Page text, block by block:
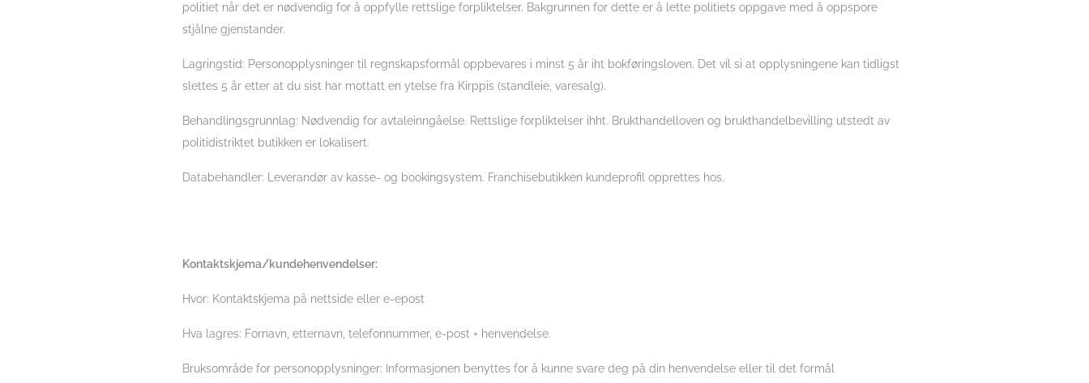
politiet når det er nødvendig for å oppfylle rettslige forpliktelser. Bakgrunnen for dette er å lette politiets oppgave med å oppspore
stjålne gjenstander.
Lagringstid: Personopplysninger til regnskapsformål oppbevares i minst 5 år iht bokføringsloven. Det vil si at opplysningene kan tidligst
slettes 5 år etter at du sist har mottatt en ytelse fra Kirppis (standleie, varesalg).
Behandlingsgrunnlag: Nødvendig for avtaleinngåelse. Rettslige forpliktelser ihht. Brukthandelloven og brukthandelbevilling utstedt av
politidistriktet butikken er lokalisert.
Databehandler: Leverandør av kasse- og bookingsystem. Franchisebutikken kundeprofil opprettes hos.
Kontaktskjema/kundehenvendelser:
Hvor: Kontaktskjema på nettside eller e-epost
Hva lagres: Fornavn, etternavn, telefonnummer, e-post + henvendelse.
Bruksområde for personopplysninger: Informasjonen benyttes for å kunne svare deg på din henvendelse eller til det formål